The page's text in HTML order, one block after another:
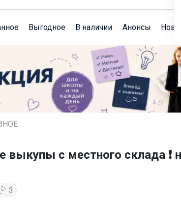
Выгодное В наличии Анонсы
с местного склада ❗
3